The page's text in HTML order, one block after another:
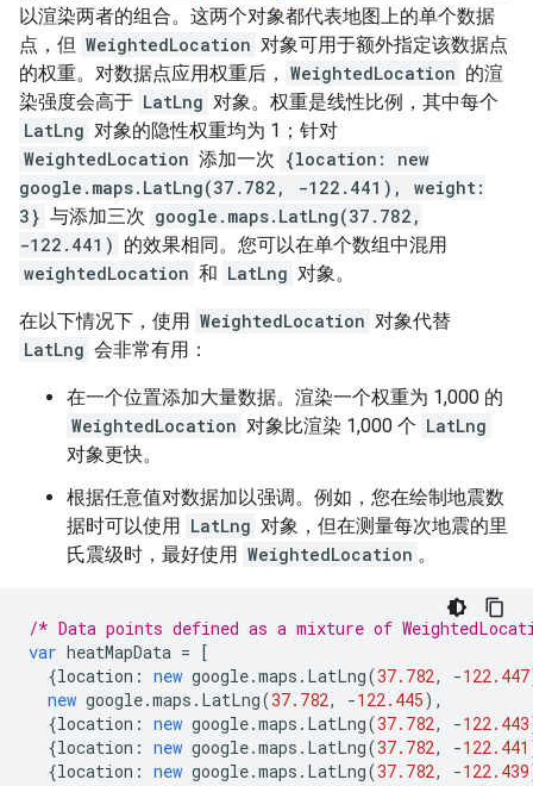
以渲染两者的组合。这两个对象都代表地图上的单个数据
点，但 WeightedLocation 对象可用于额外指定该数据点
的权重。对数据点应用权重后， WeightedLocation 的渲
染强度会高于 LatLng 对象。权重是线性比例，其中每个
LatLng 对象的隐性权重均为 1；针对
WeightedLocation 添加一次 {location: new
google.maps.LatLng(37.782, -122.441), weight:
3} 与添加三次 google.maps.LatLng(37.782,
-122.441) 的效果相同。您可以在单个数组中混用
weightedLocation 和 LatLng 对象。
在以下情况下，使用 WeightedLocation 对象代替
LatLng 会非常有用：
在一个位置添加大量数据。渲染一个权重为 1,000 的
WeightedLocation 对象比渲染 1,000 个 LatLng
对象更快。
根据任意值对数据加以强调。例如，您在绘制地震数
据时可以使用 LatLng 对象，但在测量每次地震的里
氏震级时，最好使用 WeightedLocation 。
/* Data points defined as a mixture of
var heatMapData = [
{location : new google.maps . LatLng(37.782, -122.447
new google.maps . LatLng(37.782, -122.445),
{location : new google.maps . LatLng(37.782, -122.443
{location : new google.maps . LatLng(37.782, -122.441
{location : new google.maps . LatLng(37.782, -122.439